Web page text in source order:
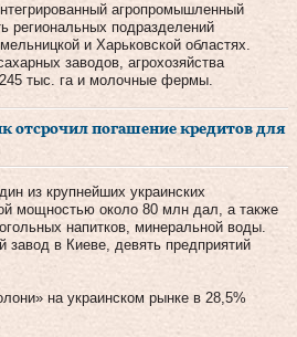
агропромышленный
региональных подразделений
и Харьковской областях.
заводов, агрохозяйства
тыс. га и молочные фермы.
отсрочил погашение кредитов для
из крупнейших украинских
мощностью около 80 млн дал, а также
напитков, минеральной воды.
завод в Киеве, девять предприятий
на украинском рынке в 28,5%